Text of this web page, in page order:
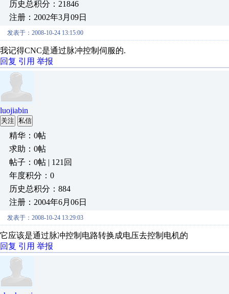
历史总积分：21846
注册：2002年3月09日
发表于：2008-10-24 13:15:00
我记得CNC是通过脉冲控制伺服的.
回复 引用 举报
luojiabin
关注 私信
精华：0帖
求助：0帖
帖子：0帖 | 121回
年度积分：0
历史总积分：884
注册：2004年6月06日
发表于：2008-10-24 13:29:03
它应该是通过脉冲控制电路转换成电压去控制电机的
回复 引用 举报